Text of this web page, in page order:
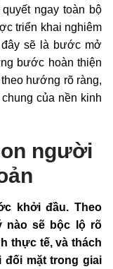
ngay toàn bộ
triển khai nghiêm
sẽ là bước mở
bước hoàn thiện
hướng rõ ràng,
của nền kinh
người
khởi đầu. Theo
nào sẽ bộc lộ rõ
thực tế, và thách
đối mặt trong giai